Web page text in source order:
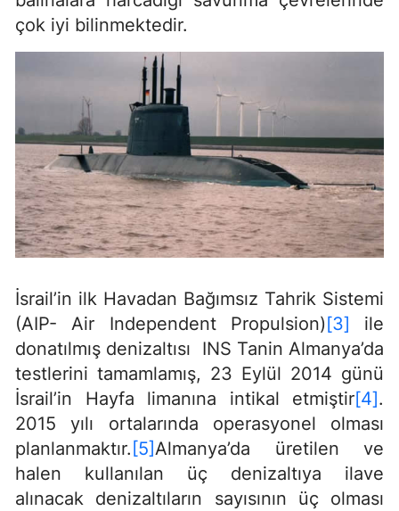
çok iyi bilinmektedir.
İsrail’in ilk Havadan Bağımsız Tahrik Sistemi
(AIP- Air Independent Propulsion)[3] ile
donatılmış denizaltısı INS Tanin Almanya’da
testlerini tamamlamış, 23 Eylül 2014 günü
İsrail’in Hayfa limanına intikal etmiştir[4].
2015 yılı ortalarında operasyonel olması
planlanmaktır. [5]Almanya’da üretilen ve
halen kullanılan üç denizaltıya ilave
alınacak denizaltıların sayısının üç olması